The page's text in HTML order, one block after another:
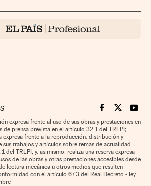
Cinco Días en
Cinco Días
Cinco
expresa frente al uso de sus obras y prestaciones en
de prensa prevista en el artículo 32.1 del TRLPI;
expresa frente a la reproducción, distribución y
trabajos y artículos sobre temas de actualidad
del TRLPI; y, asimismo, realiza una reserva expresa
de las obras y otras prestaciones accesibles desde
lectura mecánica u otros medios que resulten
con el artículo 67.3 del Real Decreto - ley